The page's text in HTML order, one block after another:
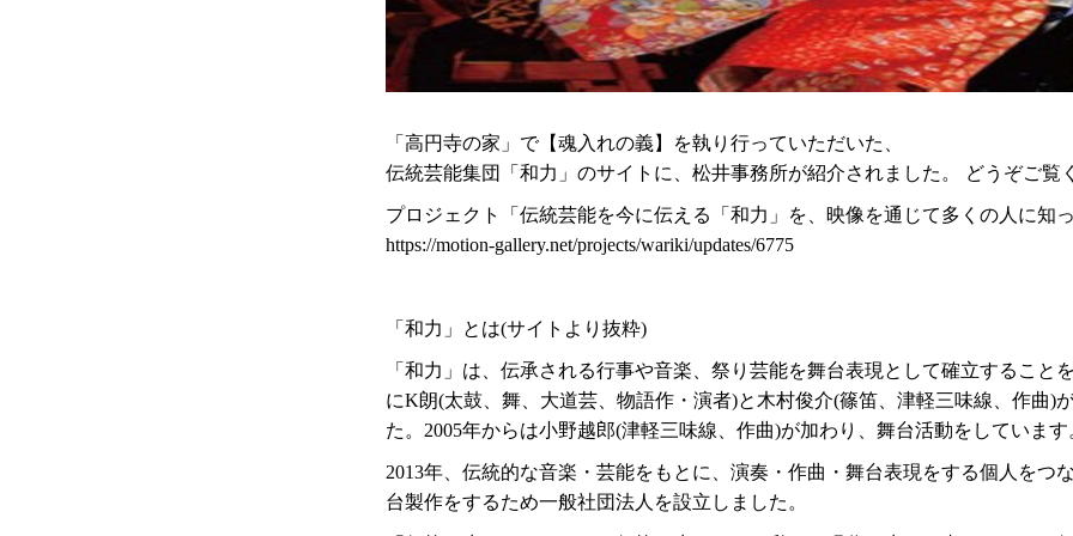
「高円寺の家」で【魂入れの義】
を執り行っていただいた、
伝統芸能集団「和力」のサイトに、松井事務所が紹介されました。 どうぞご覧
プロジェクト「伝統芸能を今に伝える「和力」を、映像を通じて多くの人に知
https://motion-gallery.net/projects/wariki/updates/6775
「和力」とは(サイトより抜粋)
「和力」は、伝承される行事や音楽、祭り芸能を舞台表現として確立すること
にK朗(太鼓、舞、大道芸、物語作・演者)と木村俊介(篠笛、津軽三味線、作曲)
た。2005年からは小野越郎(津軽三味線、作曲)が加わり、舞台活動をしています
2013年、伝統的な音楽・芸能をもとに、演奏・作曲・舞台表現をする個人をつ
台製作をするため一般社団法人を設立しました。